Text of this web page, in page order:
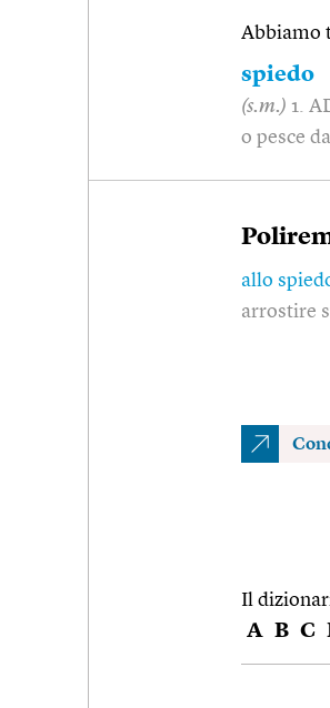
Abbiamo
spiedo
(s.m.) 1.
o pesce
allo
arrostire
Il
A B C